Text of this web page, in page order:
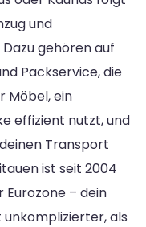
und
gehören auf
Packservice, die
Möbel, ein
effizient nutzt, und
Transport
ist seit 2004
Eurozone – dein
als